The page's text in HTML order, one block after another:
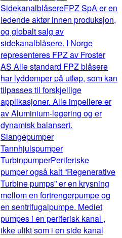
SidekanalblåsereFPZ SpA er en
ledende aktør innen produksjon,
og globalt salg av
sidekanalblåsere. I Norge
representeres FPZ av Froster
AS Alle standard FPZ blåsere
har lyddemper på utløp, som kan
tilpasses til forskjellige
applikasjoner. Alle impellere er
av Aluminium-legering og er
dynamisk balansert.
Slangepumper
Tannhjulspumper
TurbinpumperPeriferiske
pumper også kalt “Regenerative
Turbine pumps” er en krysning
mellom en fortrengerpumpe og
en sentrifugalpumpe. Mediet
pumpes i en periferisk kanal ,
ikke ulikt som i en side kanal